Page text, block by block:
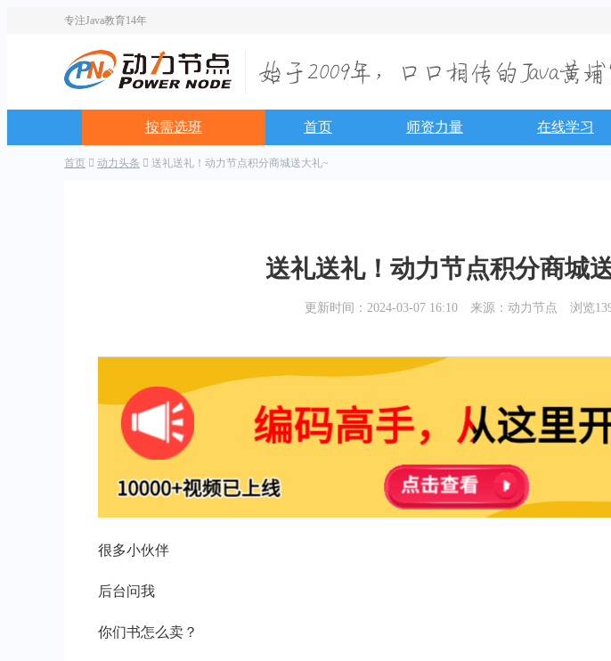
专注Java教育14年
按需选班 首页 师资力量 在线学习
首页 动力头条 送礼送礼！动力节点积分商城送大礼~
送礼送礼！动力节点积分商城
更新时间：2024-03-07 16:10 来源：动力节点 浏览
很多小伙伴
后台问我
你们书怎么卖？